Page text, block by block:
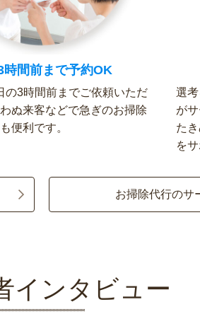
時間前まで予約OK
の3時間前までご依頼いただ
ぬ来客などで急ぎのお掃除
便利です。
選
が
た
を
お掃除代行のサ
インタビュー